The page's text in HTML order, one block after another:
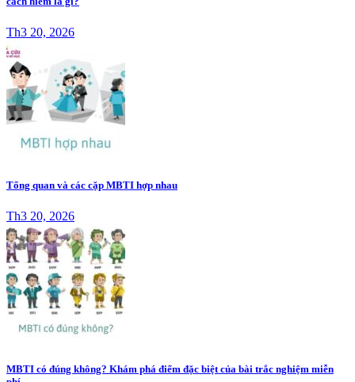
Th3 20, 2026
Tổng quan và các cặp MBTI hợp nhau
Th3 20, 2026
MBTI có đúng không? Khám phá điểm đặc biệt của bài trắc nghiệm miễn